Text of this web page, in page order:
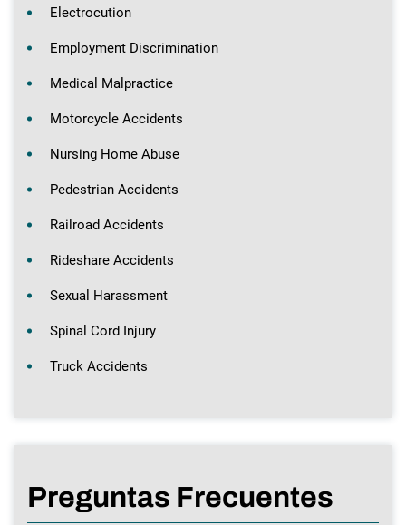
Electrocution
Employment Discrimination
Medical Malpractice
Motorcycle Accidents
Nursing Home Abuse
Pedestrian Accidents
Railroad Accidents
Rideshare Accidents
Sexual Harassment
Spinal Cord Injury
Truck Accidents
Preguntas Frecuentes